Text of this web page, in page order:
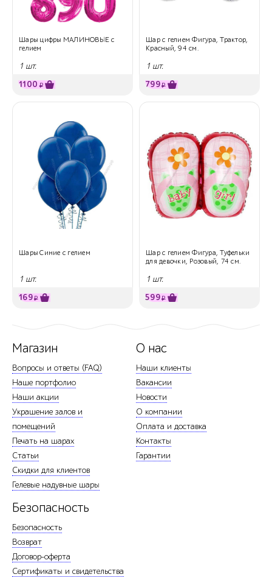
Шары цифры МАЛИНОВЫЕ с
гелием
1 шт.
1100 ₽
Шар с гелием Фигура, Трактор,
Красный, 94 см.
1 шт.
799₽
Шары Синие с гелием
1 шт.
169₽
Шар с гелием Фигура, Туфельки
для девочки, Розовый, 74 см.
1 шт.
599₽
Магазин
Вопросы и ответы (FAQ)
Наше портфолио
Наши акции
Украшение залов и
помещений
Печать на шарах
Статьи
Скидки для клиентов
Гелевые надувные шары
О нас
Наши клиенты
Вакансии
Новости
О компании
Оплата и доставка
Контакты
Гарантии
Безопасность
Безопасность
Возврат
Договор-оферта
Сертификаты и свидетельства